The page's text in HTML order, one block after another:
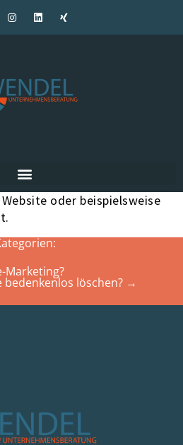
oder beispielsweise
Marketing?
bedenkenlos löschen? →